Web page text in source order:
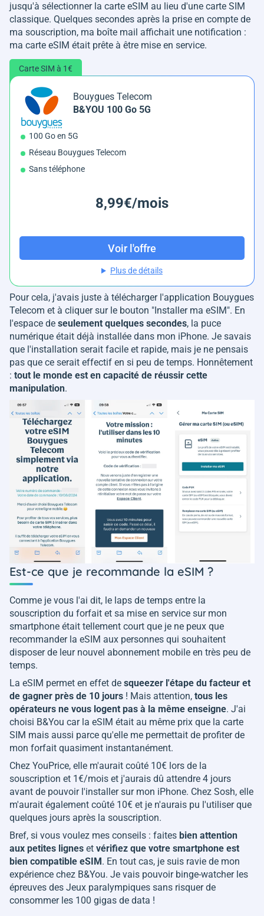
jusqu'à sélectionner la carte eSIM au lieu d'une carte SIM
classique. Quelques secondes après la prise en compte de
ma souscription, ma boîte mail affichait une notification :
ma carte eSIM était prête à être mise en service.
Carte SIM à 1€
Bouygues Telecom
B&YOU 100 Go 5G
100 Go en 5G
Réseau Bouygues Telecom
Sans téléphone
8,99€/mois
Voir l'offre
Plus de détails
Pour cela, j'avais juste à télécharger l'application Bouygues
Telecom et à cliquer sur le bouton "Installer ma eSIM". En
l'espace de seulement quelques secondes, la puce
numérique était déjà installée dans mon iPhone. Je savais
que l'installation serait facile et rapide, mais je ne pensais
pas que ce serait effectif en si peu de temps. Honnêtement
: tout le monde est en capacité de réussir cette
manipulation.
Est-ce que je recommande la eSIM ?
Comme je vous l'ai dit, le laps de temps entre la
souscription du forfait et sa mise en service sur mon
smartphone était tellement court que je ne peux que
recommander la eSIM aux personnes qui souhaitent
disposer de leur nouvel abonnement mobile en très peu de
temps.
La eSIM permet en effet de squeezer l'étape du facteur et
de gagner près de 10 jours ! Mais attention, tous les
opérateurs ne vous logent pas à la même enseigne. J'ai
choisi B&You car la eSIM était au même prix que la carte
SIM mais aussi parce qu'elle me permettait de profiter de
mon forfait quasiment instantanément.
Chez YouPrice, elle m'aurait coûté 10€ lors de la
souscription et 1€/mois et j'aurais dû attendre 4 jours
avant de pouvoir l'installer sur mon iPhone. Chez Sosh, elle
m'aurait également coûté 10€ et je n'aurais pu l'utiliser que
quelques jours après la souscription.
Bref, si vous voulez mes conseils : faites bien attention
aux petites lignes et vérifiez que votre smartphone est
bien compatible eSIM . En tout cas, je suis ravie de mon
expérience chez B&You. Je vais pouvoir binge-watcher les
épreuves des Jeux paralympiques sans risquer de
consommer les 100 gigas de data !